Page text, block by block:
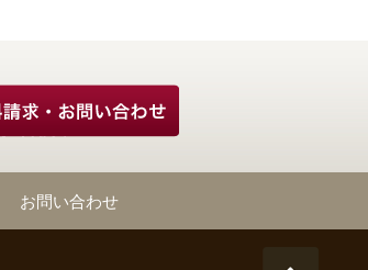
お問い合わせ